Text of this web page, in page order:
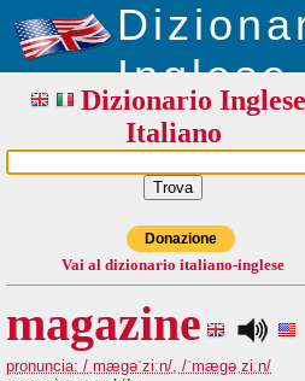
Inglese
Dizionario
Italiano
Donazione
Vai al dizionario italiano-inglese
magazine
pronuncia: /ˌmægəˈziːn/, /ˈmægəˌziːn/